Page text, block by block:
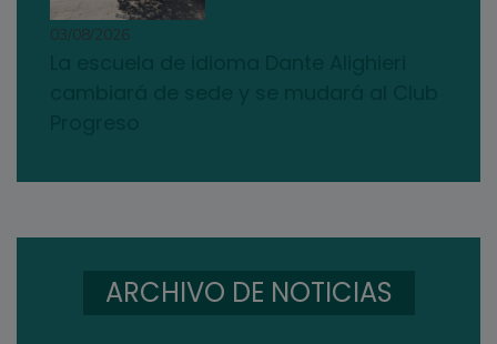
03/08/2026
ARCHIVO DE NOTICIAS